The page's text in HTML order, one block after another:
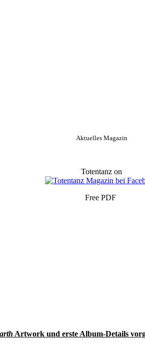
Aktuelles Magazin
Totentanz on
Free PDF
Artwork und erste Album-Details